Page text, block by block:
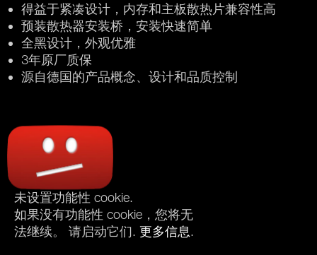
得益于紧凑设计，内存和主板散热片兼容性高
预装散热器安装桥，安装快速简单
全黑设计，外观优雅
3年原厂质保
源自德国的产品概念、设计和品质控制
未设置功能性 cookie.
如果没有功能性 cookie，您将无
法继续。 请启动它们. 更多信息.